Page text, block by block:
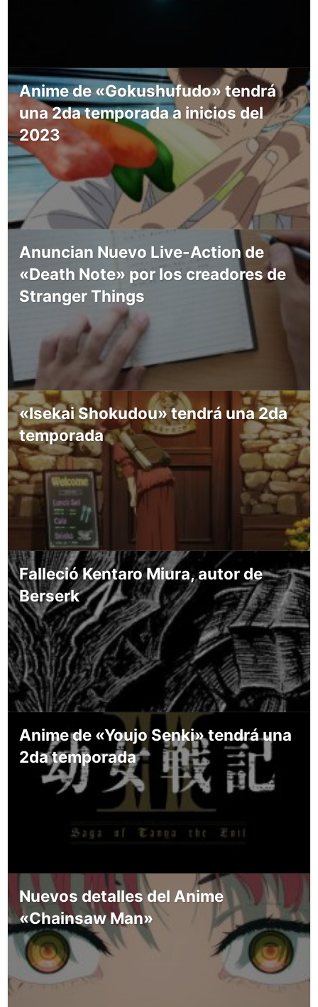
Anime de «Gokushufudo» tendrá
una 2da temporada a inicios del
2023
Anuncian Nuevo Live-Action de
«Death Note» por los creadores de
Stranger Things
«Isekai Shokudou» tendrá una 2da
temporada
Falleció Kentaro Miura, autor de
Berserk
Anime de «Youjo Senki» tendrá una
2da temporada
Nuevos detalles del Anime
«Chainsaw Man»